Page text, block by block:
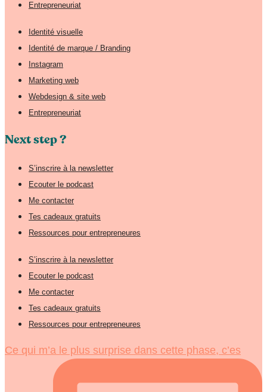
Entrepreneuriat
Identité visuelle
Identité de marque / Branding
Instagram
Marketing web
Webdesign & site web
Entrepreneuriat
Next step ?
S’inscrire à la newsletter
Ecouter le podcast
Me contacter
Tes cadeaux gratuits
Ressources pour entrepreneures
S’inscrire à la newsletter
Ecouter le podcast
Me contacter
Tes cadeaux gratuits
Ressources pour entrepreneures
Ce qui m’a le plus surprise dans cette phase, c’es